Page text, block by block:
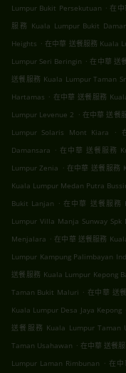
Lumpur Bukit Persekutuan . 在
服務 Kuala Lumpur Bukit
Heights . 在中華 送餐服務 Kuala
Lumpur Seri Beringin . 在中華 送
送餐服務 Kuala Lumpur Taman
Hartamas . 在中華 送餐服務
Lumpur Levenue 2 . 在中華 送餐
Lumpur Solaris Mont Kiara
.
Damansara . 在中華 送餐服務
Lumpur Zenia . 在中華 送餐服務
Kuala Lumpur Medan Putra
Bukit Lanjan . 在中華 送餐服務
Lumpur Villa Manja Sunway Spk
Menjalara . 在中華 送餐服務
Lumpur Kampung Palimbayan
送餐服務 Kuala Lumpur Kepong
Taman Bukit Maluri . 在中華 送
Kuala Lumpur Desa Jaya Kepong
送餐服務 Kuala Lumpur Taman
Taman Usahawan . 在中華 送餐
Lumpur Laman Rimbunan . 在